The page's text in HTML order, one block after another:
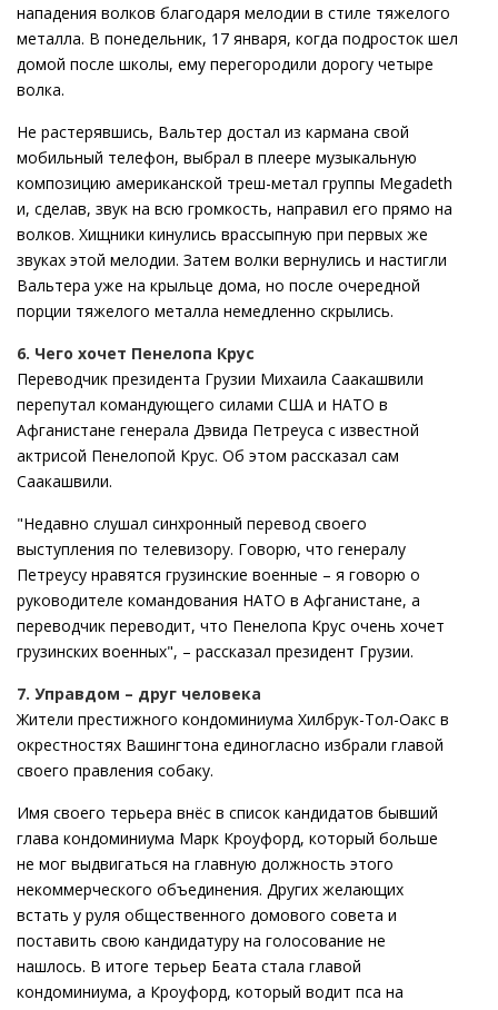
нападения волков благодаря мелодии в стиле тяжелого
металла. В понедельник, 17 января, когда подросток шел
домой после школы, ему перегородили дорогу четыре
волка.
Не растерявшись, Вальтер достал из кармана свой
мобильный телефон, выбрал в плеере музыкальную
композицию американской треш-метал группы Megadeth
и, сделав, звук на всю громкость, направил его прямо на
волков. Хищники кинулись врассыпную при первых же
звуках этой мелодии. Затем волки вернулись и настигли
Вальтера уже на крыльце дома, но после очередной
порции тяжелого металла немедленно скрылись.
6. Чего хочет Пенелопа Крус
Переводчик президента Грузии Михаила Саакашвили
перепутал командующего силами США и НАТО в
Афганистане генерала Дэвида Петреуса с известной
актрисой Пенелопой Крус. Об этом рассказал сам
Саакашвили.
"Недавно слушал синхронный перевод своего
выступления по телевизору. Говорю, что генералу
Петреусу нравятся грузинские военные – я говорю о
руководителе командования НАТО в Афганистане, а
переводчик переводит, что Пенелопа Крус очень хочет
грузинских военных", – рассказал президент Грузии.
7. Управдом – друг человека
Жители престижного кондоминиума Хилбрук-Тол-Оакс в
окрестностях Вашингтона единогласно избрали главой
своего правления собаку.
Имя своего терьера внёс в список кандидатов бывший
глава кондоминиума Марк Кроуфорд, который больше
не мог выдвигаться на главную должность этого
некоммерческого объединения. Других желающих
встать у руля общественного домового совета и
поставить свою кандидатуру на голосование не
нашлось. В итоге терьер Беата стала главой
кондоминиума, а Кроуфорд, который водит пса на